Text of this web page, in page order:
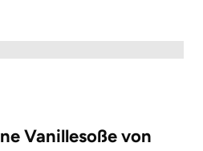
Vanillesoße von